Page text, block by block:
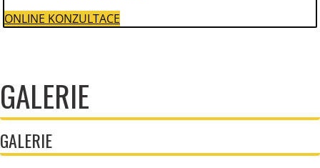
ONLINE KONZULTACE
GALERIE
GALERIE